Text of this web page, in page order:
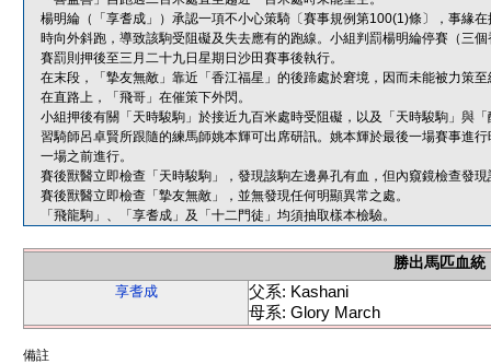
楊明綸（「享耆成」）承認一項不小心策騎〔賽事規例第100(1)條〕，事緣
時向外斜跑，導致該駒受阻礙及失去應有的跑線。小組判罰楊明綸停賽（三
賽罰則押後至三月二十九日星期日沙田賽事後執行。
在末段，「摯友無敵」靠近「香江福星」的後蹄處於窘境，因而未能被力策至
在直路上，「飛哥」在催策下外閃。
小組押後有關「天時駿駒」於接近九百米處時受阻礙，以及「天時駿駒」與
習騎師呂卓賢所跟隨的練馬師姚本輝可出席研訊。姚本輝於最後一場賽事進
一場之前進行。
賽後獸醫立即檢查「天時駿駒」，發現該駒左邊鼻孔有血，但內窺鏡檢查發
賽後獸醫立即檢查「摯友無敵」，並無發現任何明顯異常之處。
「飛龍駒」、「享耆成」及「十二門徒」均須抽取樣本檢驗。
勝出馬匹血統
享耆成
父系: Kashani
母系: Glory March
備註